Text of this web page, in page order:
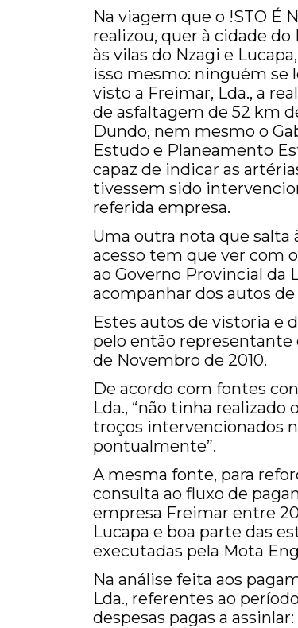
Na viagem que o !STO É
realizou, quer à cidade do
às vilas do Nzagi e
isso mesmo: ninguém se
visto a Freimar, Lda., a
de asfaltagem de 52 km
Dundo, nem mesmo o
Estudo e Planeamento
capaz de indicar as
tivessem sido
referida empresa.
Uma outra nota que
acesso tem que ver com
ao Governo Provincial da
acompanhar dos autos
Estes autos de vistoria e
pelo então representante
de Novembro de 2010.
De acordo com fontes
Lda., “não tinha
troços intervencionados
pontualmente”.
A mesma fonte, para
consulta ao fluxo de
empresa Freimar entre
Lucapa e boa parte das
executadas pela Mota
Na análise feita aos
Lda., referentes ao
despesas pagas a assinlar: